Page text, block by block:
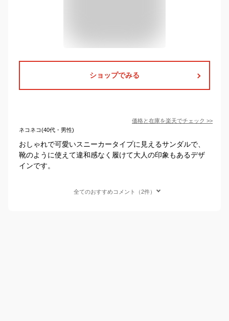
ショップでみる
価格と在庫を楽天でチェック >>
ネコネコ(40代・男性)
おしゃれで可愛いスニーカータイプに見えるサンダルで、
靴のように使えて違和感なく履けて大人の印象もあるデザ
インです。
全てのおすすめコメント（2件）